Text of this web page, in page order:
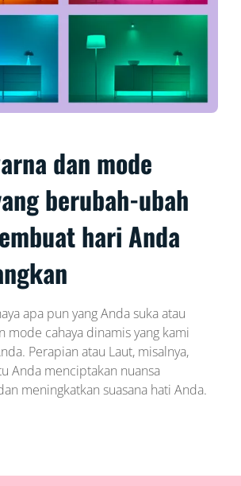
dan mode
berubah-ubah
hari Anda
apa pun yang Anda suka atau
mode cahaya dinamis yang kami
Perapian atau Laut, misalnya,
Anda menciptakan nuansa
meningkatkan suasana hati Anda.